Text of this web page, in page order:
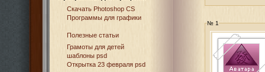
Cкачать Photoshop CS
Программы для графики
Полезные статьи
Грамоты для детей
шаблоны psd
Открытка 23 февраля psd
№ 1